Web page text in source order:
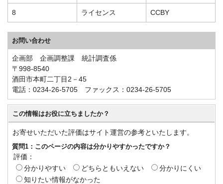
8 ライセンス CCBY
お問い合わせ
企画部 企画調整課 統計調査係
〒998-8540
酒田市本町二丁目2－45
電話：0234-26-5705 ファックス：0234-26-5705
この情報はお役に立ちましたか？
お寄せいただいた評価はサイト運営の参考といたします。
質問1：このページの内容は分かりやすかったですか？
評価：
分かりやすい
どちらともいえない
分かりにくい
知りたい情報がなかった